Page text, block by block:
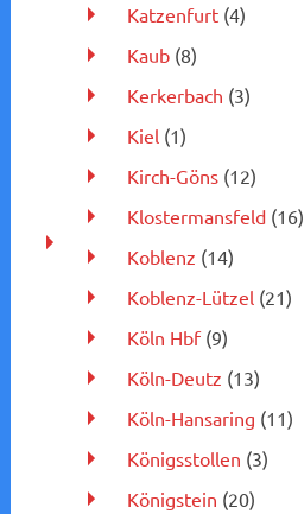
Katzenfurt(4)
Kaub(8)
Kerkerbach (3)
Kiel (1)
Kirch-Göns(12)
Klostermansfeld(16)
Koblenz (14)
Koblenz-Lützel (21)
Köln Hbf(9)
Köln-Deutz (13)
Köln-Hansaring (11)
Königsstollen (3)
Königstein (20)